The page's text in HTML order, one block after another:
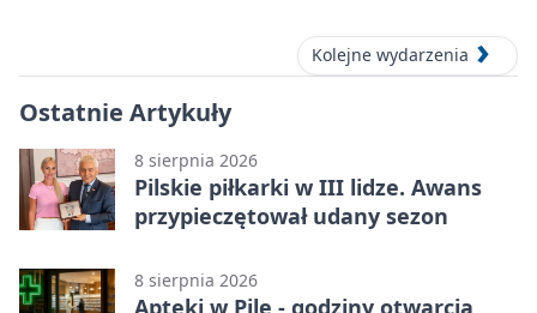
Kolejne wydarzenia
Ostatnie Artykuły
8 sierpnia 2026
Pilskie piłkarki w III lidze. Awans
przypieczętował udany sezon
8 sierpnia 2026
Apteki w Pile - godziny otwarcia,